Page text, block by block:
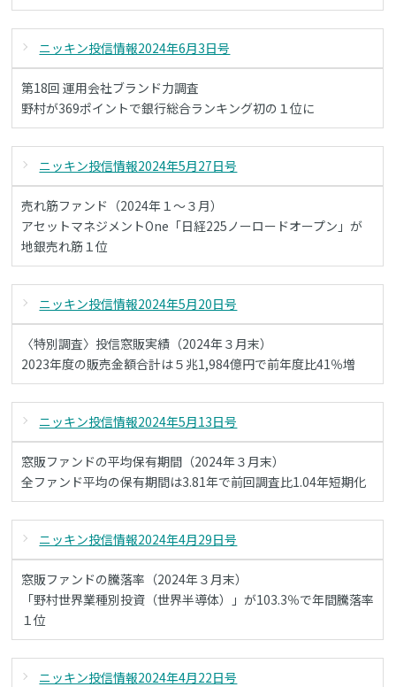
ニッキン投信情報2024年6月3日号
第18回 運用会社ブランド力調査
野村が369ポイントで銀行総合ランキング初の１位に
ニッキン投信情報2024年5月27日号
売れ筋ファンド（2024年１～３月）
アセットマネジメントOne「日経225ノーロードオープン」が
地銀売れ筋１位
ニッキン投信情報2024年5月20日号
〈特別調査〉投信窓販実績（2024年３月末）
2023年度の販売金額合計は５兆1,984億円で前年度比41％増
ニッキン投信情報2024年5月13日号
窓販ファンドの平均保有期間（2024年３月末）
全ファンド平均の保有期間は3.81年で前回調査比1.04年短期化
ニッキン投信情報2024年4月29日号
窓販ファンドの騰落率（2024年３月末）
「野村世界業種別投資（世界半導体）」が103.3％で年間騰落率
１位
ニッキン投信情報2024年4月22日号